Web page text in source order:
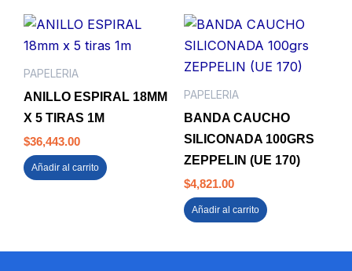
PAPELERIA
ANILLO ESPIRAL 18MM
X 5 TIRAS 1M
$36,443.00
Añadir al carrito
PAPELERIA
BANDA CAUCHO
SILICONADA 100GRS
ZEPPELIN (UE 170)
$4,821.00
Añadir al carrito